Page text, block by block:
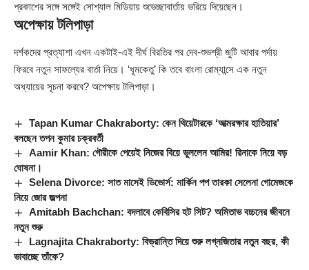
প্রকাশের সঙ্গে সঙ্গেই সোশ্যাল মিডিয়ায় শুভেচ্ছাবার্তায় ভরিয়ে দিয়েছেন।
অপেক্ষায় টলিপাড়া
দর্শকদের প্রত্যাশা এখন একটাই-এই দীর্ঘ বিরতির পর দেব-শুভশ্রী জুটি আবার পর্দায়
ফিরবে নতুন সাফল্যের বার্তা নিয়ে। ‘ধূমকেতু’ কি তবে বাংলা রোম্যান্সে এক নতুন
অধ্যায়ের সূচনা করবে? অপেক্ষায় টলিপাড়া।
Tapan Kumar Chakraborty: কেন থিয়েটারকে ‘আত্মরক্ষার হাতিয়ার’
বলছেন তপন কুমার চক্রবর্তী
Aamir Khan: গৌরীকে পেয়েই নিজের বিয়ে ভুললেন আমির! রিনাকে নিয়ে বড়
ঘোষনা।
Selena Divorce: সাত মাসেই ডিভোর্স: মার্কিন পপ তারকা সেলেনা গোমেজকে
নিয়ে জোর জল্পনা
Amitabh Bachchan: বদলাবে কেবিসির হট সিট? অমিতাভ বচ্চনের জীবনে
নতুন শুরু
Lagnajita Chakraborty: বিভ্রান্তি দিয়ে শুরু লগ্নজিতার নতুন বছর, কী
ভাবাচ্ছে তাঁকে?